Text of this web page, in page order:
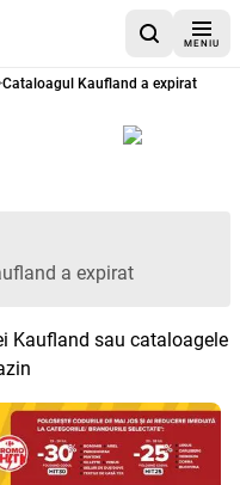
MENIU
Kaufland
Cataloagul Kaufland a expirat
a expirat
Kaufland sau cataloagele